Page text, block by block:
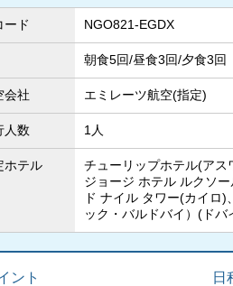
ード NGO821-EGDX
朝食5回/昼食3回/夕食3回
会社 エミレーツ航空(指定)
人数 1人
ホテル
チューリップホテル(アス
ジョージ ホテル ルクソ
ド ナイル タワー(カイロ)
ック・バルドバイ）(ドバ
ント 日